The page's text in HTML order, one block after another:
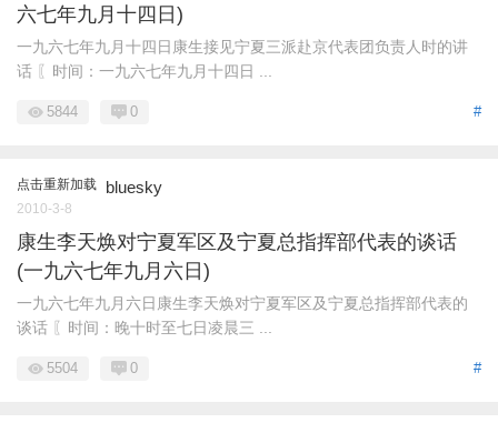
六七年九月十四日)
一九六七年九月十四日康生接见宁夏三派赴京代表团负责人时的讲
话 〖时间：一九六七年九月十四日 ...
#
5844 0
点击重新加载 bluesky
2010-3-8
康生李天焕对宁夏军区及宁夏总指挥部代表的谈话
(一九六七年九月六日)
一九六七年九月六日康生李天焕对宁夏军区及宁夏总指挥部代表的
谈话 〖时间：晚十时至七日凌晨三 ...
#
5504 0